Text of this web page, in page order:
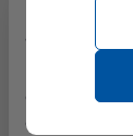
Acest site
Folosim
anunțurile,
a analiza
Preț: 46.00